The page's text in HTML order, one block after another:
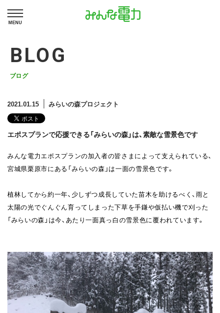
MENU
BLOG
ブログ
2021.01.15 みらいの森プロジェクト
エポスプランで応援できる「みらいの森」は、素敵な雪景色です
みんな電力エポスプランの加入者の皆さまによって支えられている、
宮城県栗原市にある「みらいの森」は一面の雪景色です。
植林してから約一年、少しずつ成長していた苗木を助けるべく、雨と
太陽の光でぐんぐん育ってしまった下草を手鎌や仮払い機で刈った
「みらいの森」は今、あたり一面真っ白の雪景色に覆われています。